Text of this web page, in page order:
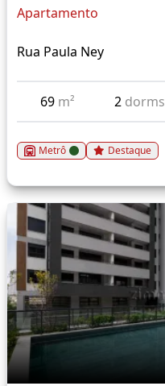
Apartamento
Rua Paula Ney
69 m² 2 dorms
Metrô Destaque